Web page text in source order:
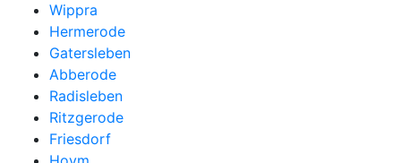
Wippra
Hermerode
Gatersleben
Abberode
Radisleben
Ritzgerode
Friesdorf